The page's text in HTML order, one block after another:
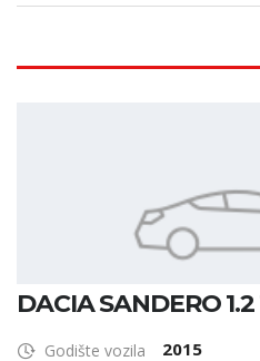
DACIA SANDERO 1.2
Godište vozila 2015